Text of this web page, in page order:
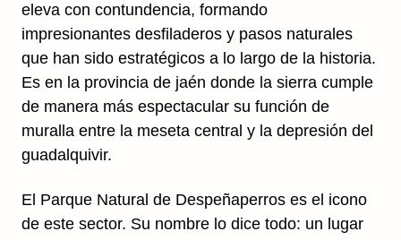
eleva con contundencia, formando
impresionantes desfiladeros y pasos naturales
que han sido estratégicos a lo largo de la historia.
Es en la provincia de jaén donde la sierra cumple
de manera más espectacular su función de
muralla entre la meseta central y la depresión del
guadalquivir.
El Parque Natural de Despeñaperros es el icono
de este sector. Su nombre lo dice todo: un lugar